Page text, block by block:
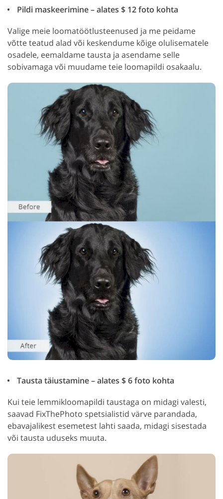
Pildi maskeerimine – alates $ 12 foto kohta
Valige meie loomatöötlusteenused ja me peidame
võtte teatud alad või keskendume kõige olulisematele
osadele, eemaldame tausta ja asendame selle
sobivamaga või muudame teie loomapildi osakaalu.
Tausta täiustamine – alates $ 6 foto kohta
Kui teie lemmikloomapildi taustaga on midagi valesti,
saavad FixThePhoto spetsialistid värve parandada,
ebavajalikest esemetest lahti saada, midagi sisestada
või tausta uduseks muuta.